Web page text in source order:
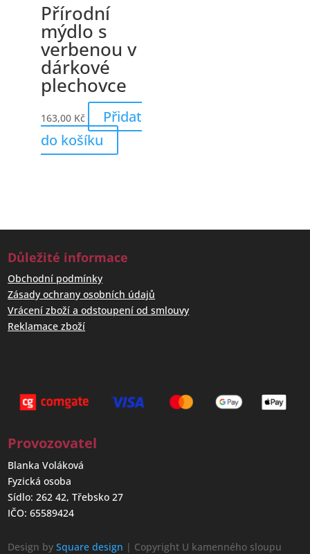
Přírodní
mýdlo s
verbenou v
dárkové
plechovce
163,00 Kč
Přidat
do košíku
Důležité informace
Obchodní podmínky
Zásady ochrany osobních údajů
Vrácení zboží a odstoupení od smlouvy
Reklamace zboží
Provozovatel
Blanka Voláková
Fyzická osoba
Sídlo: 262 42, Třebsko 27
IČO: 65589424
Design bySquare design | Copyright U kamenného sloupu